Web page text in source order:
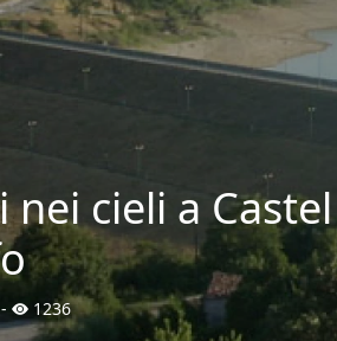
nei cieli a
- 1236